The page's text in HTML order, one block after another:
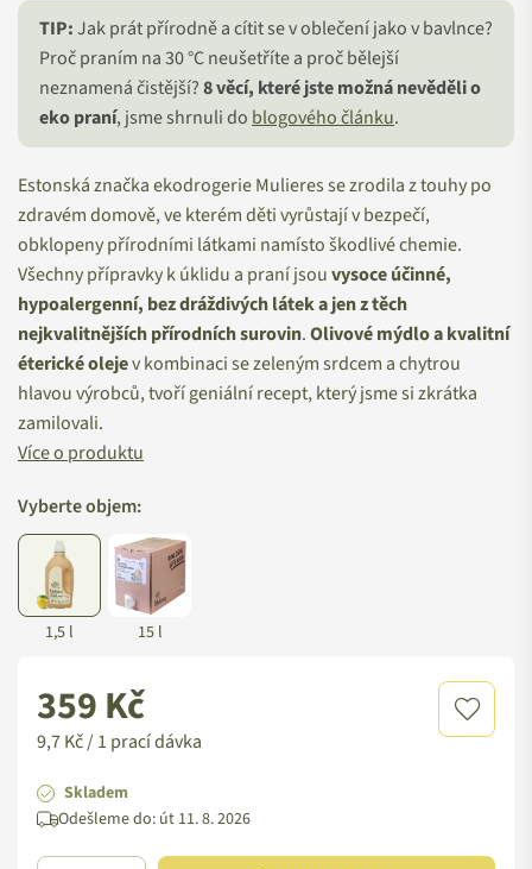
TIP:Jak prát přírodně a cítit se v oblečení jako v bavlnce?
Proč praním na 30 °C neušetříte a proč bělejší
neznamená čistější?8 věcí, které jste možná nevěděli o
eko praní, jsme shrnuli do blogového článku.
Estonská značka ekodrogerie Mulieres se zrodila z touhy po
zdravém domově, ve kterém děti vyrůstají v bezpečí,
obklopeny přírodními látkami namísto škodlivé chemie.
Všechny přípravky k úklidu a praní jsouvysoce účinné,
hypoalergenní, bez dráždivých látek a jen z těch
nejkvalitnějších přírodních surovin.Olivové mýdlo a kvalitní
éterické olejev kombinaci se zeleným srdcem a chytrou
hlavou výrobců, tvoří geniální recept, který jsme si zkrátka
zamilovali.
Více o produktu
Vyberte objem:
1,5 l 15 l
Standardní
cena
359 Kč
9,7 Kč / 1 prací dávka
Skladem
Odešleme do: út 11. 8. 2026